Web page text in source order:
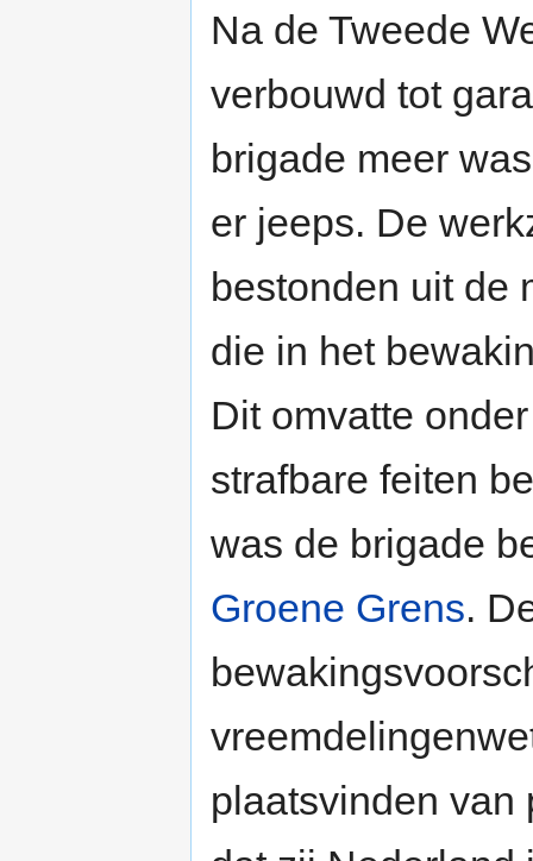
Na de Tweede
verbouwd tot
brigade meer
er jeeps. De
bestonden uit de
die in het
Dit omvatte
strafbare feiten
was de brigade
Groene Grens.
plaatsvinden van